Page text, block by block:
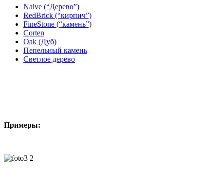
Naive (“Дерево”)
RedBrick (“кирпич”)
FineStone (“камень”)
Corten
Oak (Дуб)
Пепельный камень
Светлое дерево
Примеры: